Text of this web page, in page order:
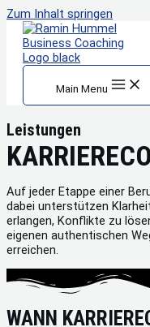
Zum Inhalt springen
Main Menu
Leistungen
Auf jeder Etappe einer
dabei unterstützen
erlangen, Konflikte zu
eigenen authentischen
erreichen.
WANN